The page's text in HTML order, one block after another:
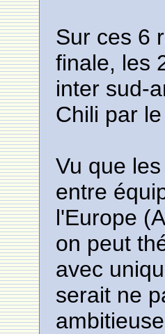
Sur ces 6
finale, les
inter sud-
Chili par
Vu que
entre
l'Europe
on peut
avec
serait ne